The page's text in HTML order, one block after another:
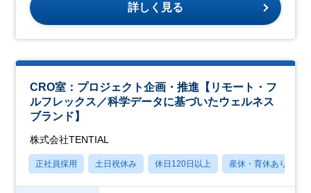
詳しく見る
CRO室：プロジェクト企画・推進【リモート・フ
ルフレックス／科学データに基づいたウェルネス
ブランド】
株式会社TENTIAL
正社員採用 土日祝休み 休日120日以上 産休・育休あり